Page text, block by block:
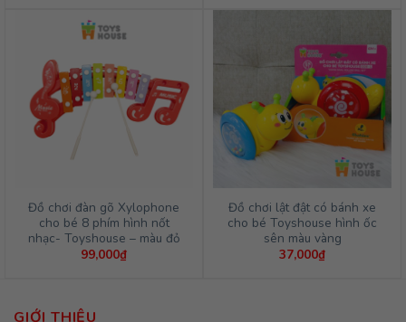
Đồ chơi đàn gõ Xylophone
cho bé 8 phím hình nốt
nhạc- Toyshouse – màu đỏ
99,000₫
Đồ chơi lật đật có bánh xe
cho bé Toyshouse hình ốc
sên màu vàng
37,000₫
GIỚI THIỆU